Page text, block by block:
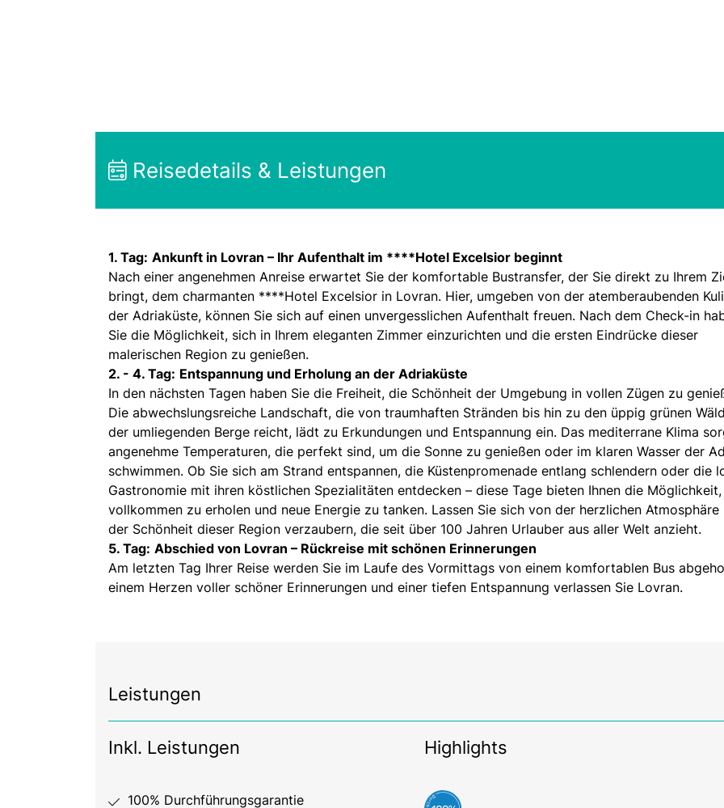
Reisedetails & Leistungen
1. Tag: Ankunft in Lovran – Ihr Aufenthalt im ****Hotel Excelsior beginnt
Nach einer angenehmen Anreise erwartet Sie der komfortable Bustransfer, der Sie direkt zu Ihrem
bringt, dem charmanten ****Hotel Excelsior in Lovran. Hier, umgeben von der atemberaubenden
der Adriaküste, können Sie sich auf einen unvergesslichen Aufenthalt freuen. Nach dem Check-in
Sie die Möglichkeit, sich in Ihrem eleganten Zimmer einzurichten und die ersten Eindrücke dieser
malerischen Region zu genießen.
2. - 4. Tag: Entspannung und Erholung an der Adriaküste
In den nächsten Tagen haben Sie die Freiheit, die Schönheit der Umgebung in vollen Zügen zu
Die abwechslungsreiche Landschaft, die von traumhaften Stränden bis hin zu den üppig grünen
der umliegenden Berge reicht, lädt zu Erkundungen und Entspannung ein. Das mediterrane Klima
angenehme Temperaturen, die perfekt sind, um die Sonne zu genießen oder im klaren Wasser der
schwimmen. Ob Sie sich am Strand entspannen, die Küstenpromenade entlang schlendern oder die
Gastronomie mit ihren köstlichen Spezialitäten entdecken – diese Tage bieten Ihnen die
vollkommen zu erholen und neue Energie zu tanken. Lassen Sie sich von der herzlichen Atmosphäre
der Schönheit dieser Region verzaubern, die seit über 100 Jahren Urlauber aus aller Welt anzieht.
5. Tag: Abschied von Lovran – Rückreise mit schönen Erinnerungen
Am letzten Tag Ihrer Reise werden Sie im Laufe des Vormittags von einem komfortablen Bus
einem Herzen voller schöner Erinnerungen und einer tiefen Entspannung verlassen Sie Lovran.
Leistungen
Inkl. Leistungen
100% Durchführungsgarantie
Highlights